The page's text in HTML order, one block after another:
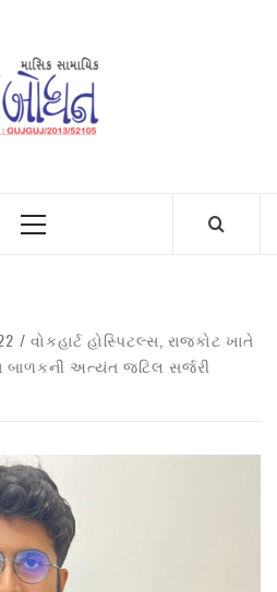
Primary
વોકહાર્ટ હોસ્પિટલ્સ, રાજકોટ ખાતે
બાળકની અત્યંત જટિલ સર્જરી